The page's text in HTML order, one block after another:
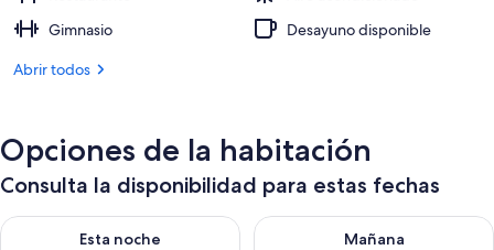
Gimnasio
Desayuno disponible
Abrir todos
Opciones de la habitación
Consulta la disponibilidad para estas fechas
Esta noche
Consulta la disponibilidad para esta noche, ago 7 - ago 8
Mañana
Consulta la disponibilidad